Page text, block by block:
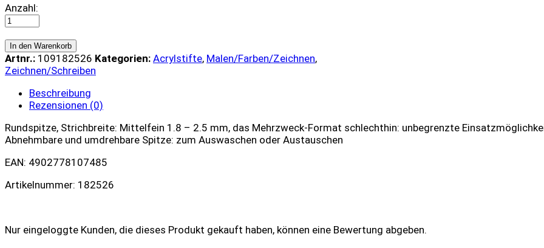
Posca
Marker
(1.8-
2,5mm)
-
Weinrot
Anzahl:
In den Warenkorb
Artnr.: 109182526 Kategorien: Acrylstifte, Malen/Farben/Zeichnen,
Zeichnen/Schreiben
Beschreibung
Rezensionen (0)
Rundspitze, Strichbreite: Mittelfein 1.8 – 2.5 mm, das Mehrzweck-Format schlechthin: unbegrenzte
Abnehmbare und umdrehbare Spitze: zum Auswaschen oder Austauschen
EAN: 4902778107485
Artikelnummer: 182526
Nur eingeloggte Kunden, die dieses Produkt gekauft haben, können eine Bewertung abgeben.